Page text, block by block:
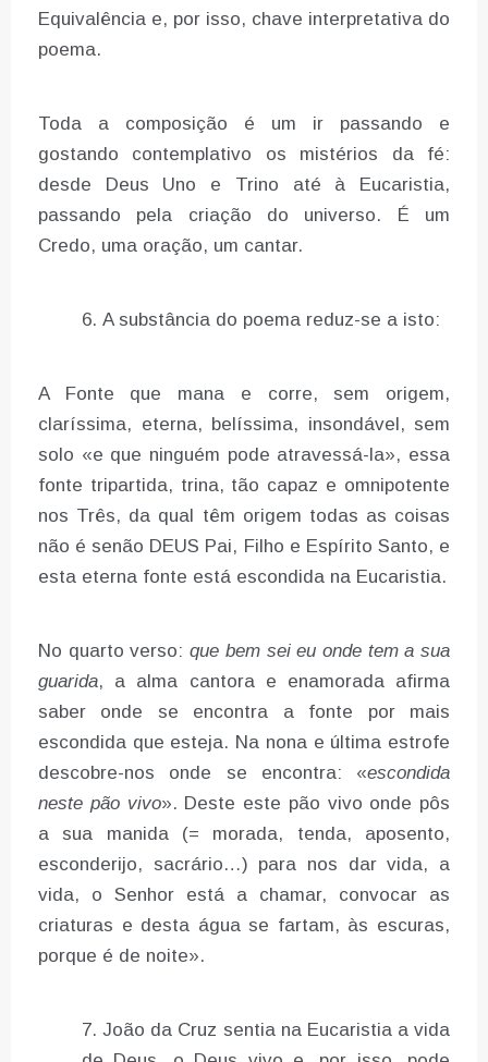
Equivalência e, por isso, chave interpretativa do
poema.
Toda a composição é um ir passando e
gostando contemplativo os mistérios da fé:
desde Deus Uno e Trino até à Eucaristia,
passando pela criação do universo. É um
Credo, uma oração, um cantar.
A substância do poema reduz-se a isto:
A Fonte que mana e corre, sem origem,
claríssima, eterna, belíssima, insondável, sem
solo «e que ninguém pode atravessá-la», essa
fonte tripartida, trina, tão capaz e omnipotente
nos Três, da qual têm origem todas as coisas
não é senão DEUS Pai, Filho e Espírito Santo, e
esta eterna fonte está escondida na Eucaristia.
No quarto verso:que bem sei eu onde tem a sua
guarida, a alma cantora e enamorada afirma
saber onde se encontra a fonte por mais
escondida que esteja. Na nona e última estrofe
descobre-nos onde se encontra: «escondida
neste pão vivo». Deste este pão vivo onde pôs
a sua manida (= morada, tenda, aposento,
esconderijo, sacrário…) para nos dar vida, a
vida, o Senhor está a chamar, convocar as
criaturas e desta água se fartam, às escuras,
porque é de noite».
João da Cruz sentia na Eucaristia a vida